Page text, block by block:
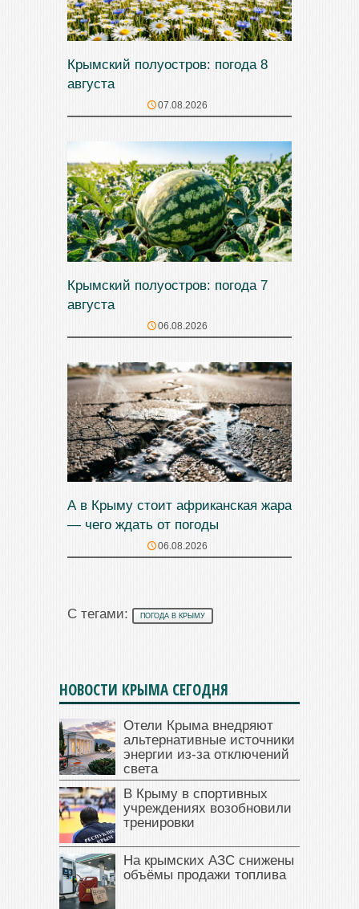
Крымский полуостров: погода 8
августа
07.08.2026
Крымский полуостров: погода 7
августа
06.08.2026
А в Крыму стоит африканская жара
— чего ждать от погоды
06.08.2026
С тегами: ПОГОДА В КРЫМУ
НОВОСТИ КРЫМА СЕГОДНЯ
Отели Крыма внедряют
альтернативные источники
энергии из-за отключений
света
В Крыму в спортивных
учреждениях возобновили
тренировки
На крымских АЗС снижены
объёмы продажи топлива